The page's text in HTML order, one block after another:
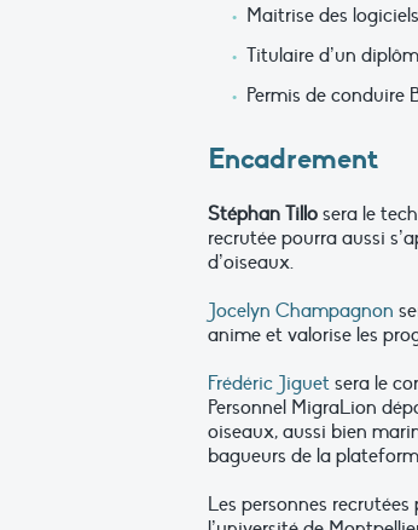
Maitrise des
Titulaire d’un
Permis de conduire
Encadrement
Stéphan Tillo sera le
recrutée pourra aussi
d’oiseaux.
Jocelyn Champagnon
anime et valorise les
Frédéric Jiguet sera le
Personnel MigraLion
oiseaux, aussi bien
bagueurs de la
Les personnes